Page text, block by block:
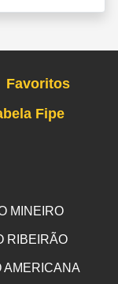
Favoritos
Fipe
MINEIRO
RIBEIRÃO
AMERICANA